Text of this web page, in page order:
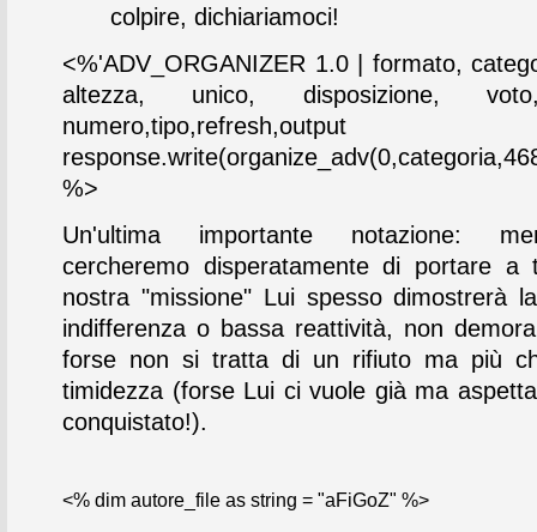
colpire, dichiariamoci!
<%'ADV_ORGANIZER 1.0 | formato,
altezza, unico, disposizione,
numero,tipo,refresh,output
%>
Un'ultima importante notazione:
cercheremo disperatamente di portare a
nostra "missione" Lui spesso dimostrerà
indifferenza o bassa reattività, non
forse non si tratta di un rifiuto ma più
timidezza (forse Lui ci vuole già ma
conquistato!).
<% dim autore_file as string = "aFiGoZ" %>